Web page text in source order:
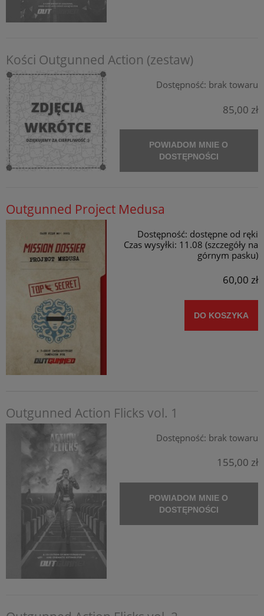
Kości Outgunned Action (zestaw)
Dostępność: brak towaru
85,00 zł
POWIADOM MNIE O
DOSTĘPNOŚCI
Outgunned Project Medusa
Dostępność: dostępne od ręki
Czas wysyłki: 11.08 (szczegóły na
górnym pasku)
60,00 zł
DO KOSZYKA
Outgunned Action Flicks vol. 1
Dostępność: brak towaru
155,00 zł
POWIADOM MNIE O
DOSTĘPNOŚCI